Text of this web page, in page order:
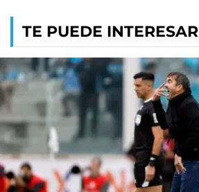
TE PUEDE INTERESAR